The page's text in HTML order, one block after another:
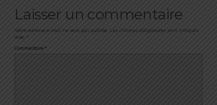
Laisser un commentaire
Votre adresse e-mail ne sera pas publiée. Les champs obligatoires sont indiqués
avec *
Commentaire *